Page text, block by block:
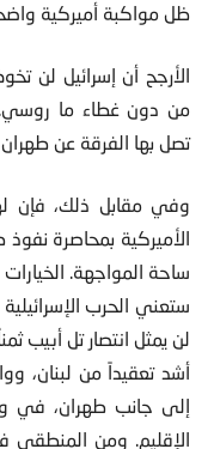
ظل مواكبة أميركية
الأرجح أن إسرائيل لن
من دون غطاء ما روسي.
تصل بها الفرقة عن
وفي مقابل ذلك، فإن
الأميركية بمحاصرة
ساحة المواجهة. الخيارات
ستعني الحرب
لن يمثل انتصار تل أبيب
أشد تعقيداً من
إلى جانب طهران، في
الإقليم. ومن